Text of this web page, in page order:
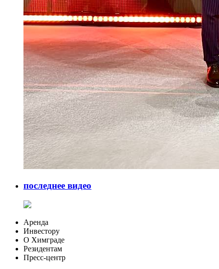
последнее видео
Аренда
Инвестору
О Химграде
Резидентам
Пресс-центр